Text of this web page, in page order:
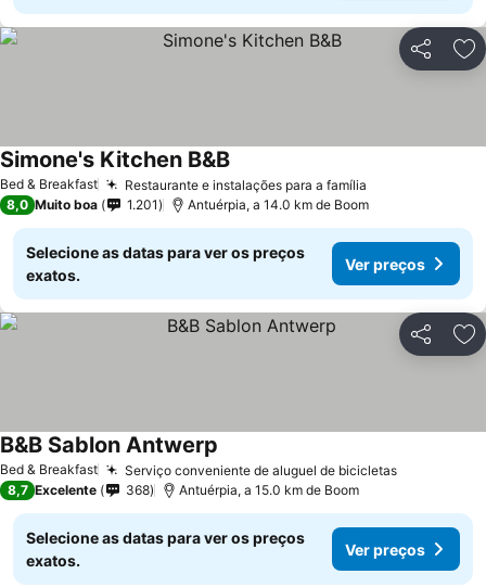
Partilhar
Bed & Breakfast Restaurante e instalações para a família
Simone's Kitchen B&BVer preços
8,0 Muito boa 1.201 Antuérpia, a 14.0 km de Boom
Selecione as datas para ver os preços
exatos.
Ver preços
Partilhar
Bed & Breakfast Serviço conveniente de aluguel de bicicletasVer preços
B&B Sablon Antwerp
8,7 Excelente 368 Antuérpia, a 15.0 km de Boom
Selecione as datas para ver os preços
exatos.
Ver preços